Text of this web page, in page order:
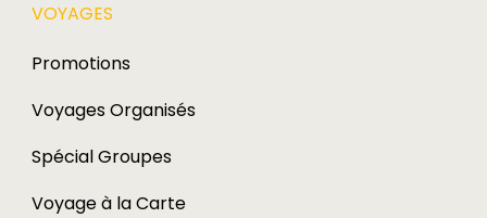
VOYAGES​
Promotions
Voyages Organisés
Spécial Groupes
Voyage à la Carte